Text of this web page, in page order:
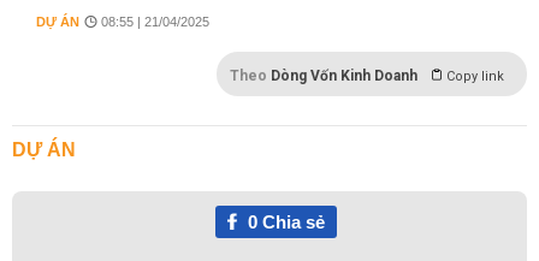
DỰ ÁN 08:55 | 21/04/2025
Theo Dòng Vốn Kinh Doanh Copy link
DỰ ÁN
0Chia sẻ